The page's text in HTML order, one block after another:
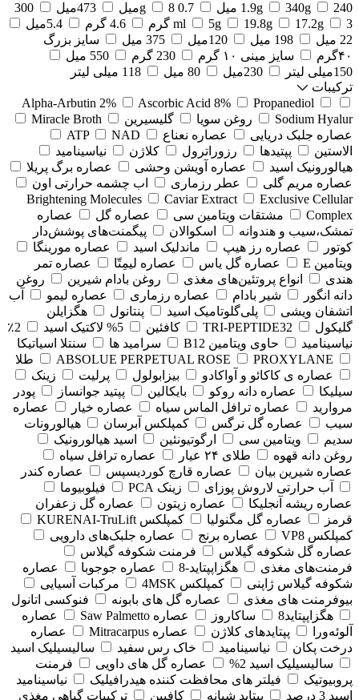
1.9g
340g 240 میل 0.7 g 8میل 473میل
300
ml
5g 19.8g 17.2g 3 گرم 4.6 گرم
5.4میل
22 میل
198 میل 120میل 375 میل
سایز بزرگ
۴۰گرم
سایز مینی ۱۰ گرم 230 گرم
550 میل
150میلی لیتر
230میل 80 میل
118 میلی لیتر
ترکیبات
Alpha-Arbutin 2%
Ascorbic Acid 8%
Propanediol
Sodium Hyalur
روغن سویا گلیسیرین
Miracle Broth
عصاره جلبک دریایی
عصاره نعناع ATP
NAD
الاستین
پپتیدها رزوراترول کلاژن
⁠نیاسینامید
هیالورونیک اسید
عصاره آویشن وحشی
عصاره برگ پریلا
عصاره مریم گلی
عطر رزماری
اب چشمه حرارتی اون
Brightening Molecules
Caviar Extract
Exclusive Cellular
Complex
مشتقات ویتامین سی عصاره گل
عصاره
تمشک،سیب و هندوانه
اسکوالان
پیگمنت‌های پوشش‌دار
کوتور
عصاره رز هیپ ماندلیک اسید
عصاره مورینگا
ویتامین E
عصاره گل یاس عصاره لیمِتّا
عصاره تمر
هندی
انواع پروتئین‌های مغذی روغن بادام شیرین
روغن
دانه انگور
شیر بادام عصاره رزماری عصاره لیمو
آب
اتشفان ویشی
پلی‌گلوتامیک اسید پنتانول
هگزایلن
گلیکول
TRI-PEPTIDE32 کافئین 5% لاکتیک اسید
2٪
نیاسینامید
حاوی ویتامین B12 سرامید ها
سنتلا اسیاتیکا
ABSOLUE PERPETUAL ROSE
PROXYLANE
طلا
عصاره ی کاکائو و آواکادو
بیزابولول پرلیت
زینک
سیلیکا
عصاره دانه روکو بایکالین پپتید جوانساز
پودر
مروارید
عصاره ترافل الماس سیاه عصاره خیار
عصاره
سیب
عصاره گل نرگس کمپلکس آبرسان
هیالورونات
سدیم
ویتامین سی ارگوتیونئین
اسید هیالورونیک
روغن دانه قهوه
طلای ۲۴ عیار
عصاره ترافل سیاه
عصاره شیرین بیان
عصاره قارچ کوردیسپس
عصاره کندر
آب حرارتی لاروش پوزای
زینک PCA
فیلوبیوما
عصاره ریشه آنجلیکا
عصاره زیتون
عصاره گل زعفران
قرمز
عصاره گل مگنولیا
کمپلکس KURENAI-TruLift
کمپلکس VP8
عصاره برنج
عصاره جلبک‌های دارویی
عصاره گل شکوفه گیلاس
فرمنت شکوفه گیلاس
فرمنت‌های مغذی
هگزاپپتاید-8 عصاره جوجوبا
عصاره
شکوفه گیلاس ژاپنی
کمپلکس 4MSK
مرکبات آسیایی
بیوفرمنت های مغذی
عصاره گل های بابونه
فنوکسی اتانول
هگزاپپتاید8
ساکاروز عصاره Saw Palmetto
عصاره
آلوئه‌ورا
پپتایدهای کلاژن عصاره Mitracarpus
عصاره
درخت پکان
نیاسینامید خاک رس سفید
سالیسیلیک اسید
سالیسیلیک اسید 2%
عصاره گل های داویی
فرمنت
پروبیوتیک
فیلتر های محافظت کننده هیدرافیلیک
نیاسینامید
اسید 3 درصد
پپتاید شبانه کافیین
ترکیبات گیاهی مغذی